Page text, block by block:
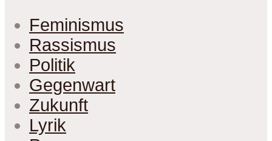
Feminismus
Rassismus
Politik
Gegenwart
Zukunft
Lyrik